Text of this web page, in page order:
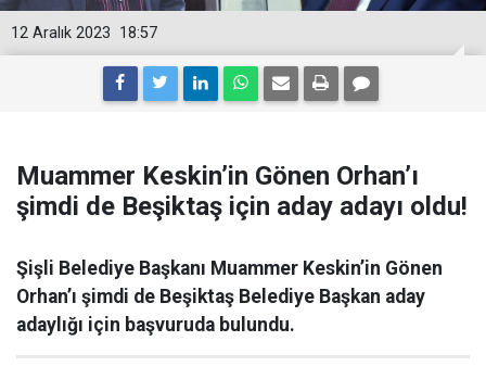
18:57
12 Aralık 2023
Muammer Keskin’in Gönen Orhan’ı
şimdi de Beşiktaş için aday adayı oldu!
Şişli Belediye Başkanı Muammer Keskin’in Gönen
Orhan’ı şimdi de Beşiktaş Belediye Başkan aday
adaylığı için başvuruda bulundu.